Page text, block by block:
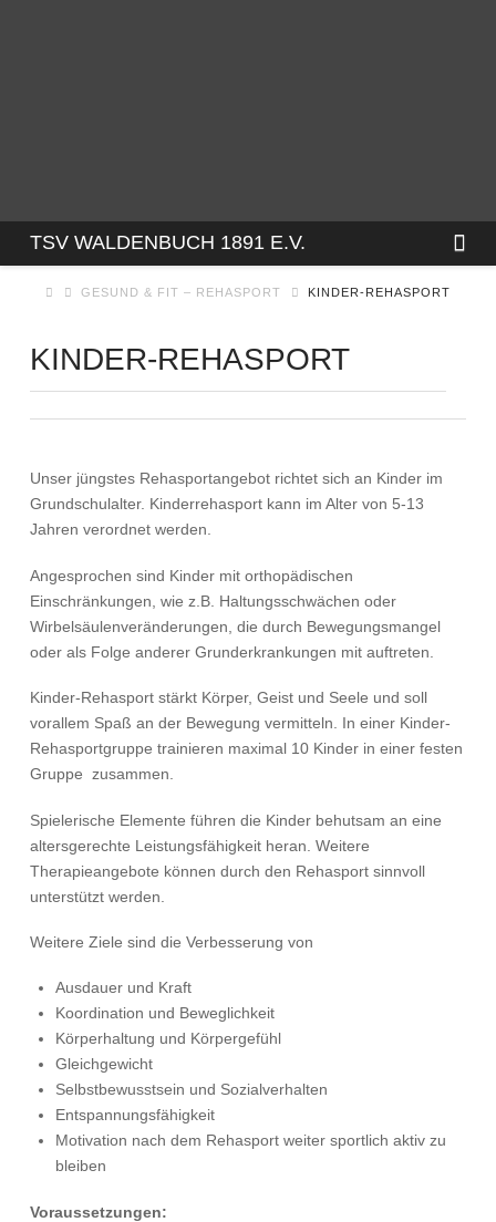
TSV
1891
E.V.
TSV WALDENBUCH 1891 E.V.
GESUND & FIT – REHASPORT KINDER-REHASPORT
KINDER-REHASPORT
Unser jüngstes Rehasportangebot richtet sich an Kinder im
Grundschulalter. Kinderrehasport kann im Alter von 5-13
Jahren verordnet werden.
Angesprochen sind Kinder mit orthopädischen
Einschränkungen, wie z.B. Haltungsschwächen oder
Wirbelsäulenveränderungen, die durch Bewegungsmangel
oder als Folge anderer Grunderkrankungen mit auftreten.
Kinder-Rehasport stärkt Körper, Geist und Seele und soll
vorallem Spaß an der Bewegung vermitteln. In einer Kinder-
Rehasportgruppe trainieren maximal 10 Kinder in einer festen
Gruppe zusammen.
Spielerische Elemente führen die Kinder behutsam an eine
altersgerechte Leistungsfähigkeit heran. Weitere
Therapieangebote können durch den Rehasport sinnvoll
unterstützt werden.
Weitere Ziele sind die Verbesserung von
Ausdauer und Kraft
Koordination und Beweglichkeit
Körperhaltung und Körpergefühl
Gleichgewicht
Selbstbewusstsein und Sozialverhalten
Entspannungsfähigkeit
Motivation nach dem Rehasport weiter sportlich aktiv zu
bleiben
Voraussetzungen: